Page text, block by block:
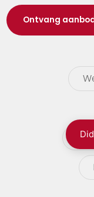
Wuustwezel
Zoersel
Ontvang